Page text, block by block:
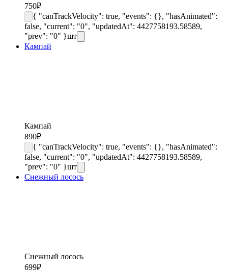
750₽
{ "canTrackVelocity": true, "events": {}, "hasAnimated":
false, "current": "0", "updatedAt": 4427758193.58589,
"prev": "0" }шт
Кампай
Кампай
890₽
{ "canTrackVelocity": true, "events": {}, "hasAnimated":
false, "current": "0", "updatedAt": 4427758193.58589,
"prev": "0" }шт
Снежный лосось
Снежный лосось
699₽